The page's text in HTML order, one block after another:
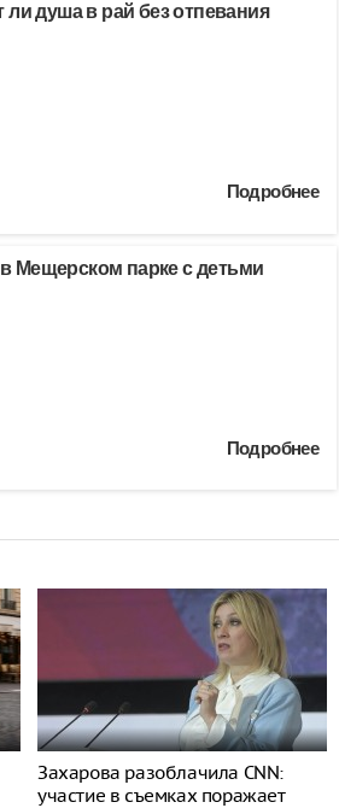
ли душа в рай без отпевания
Подробнее
Мещерском парке с детьми
Подробнее
Захарова разоблачила CNN:
участие в съемках поражает